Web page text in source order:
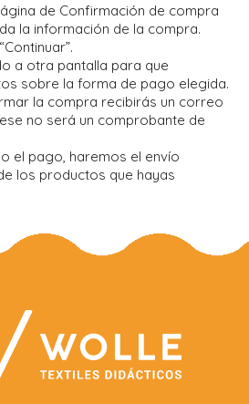
de Confirmación de compra
la información de la compra.
a otra pantalla para que
sobre la forma de pago elegida.
la compra recibirás un correo
no será un comprobante de
el pago, haremos el envío
los productos que hayas